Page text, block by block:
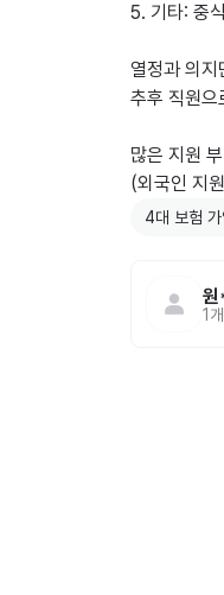
5. 기타: 중
열정과 의
추후 직원으
많은 지원
(외국인 지
4대 보험 가
1